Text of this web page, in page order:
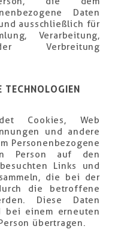
Daten
ausschließlich für
Verarbeitung,
Verbreitung
TECHNOLOGIEN
Cookies, Web
und andere
Personenbezogene
Person auf den
Links und
die bei der
die betroffene
Diese Daten
bei einem erneuten
übertragen.